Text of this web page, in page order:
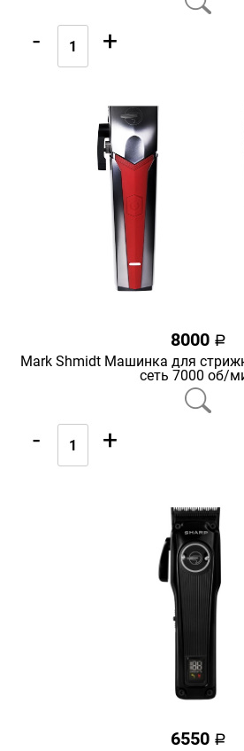
- +
8000 a
Mark Shmidt Машинка для
сеть 7000 об/
- +
6550 a